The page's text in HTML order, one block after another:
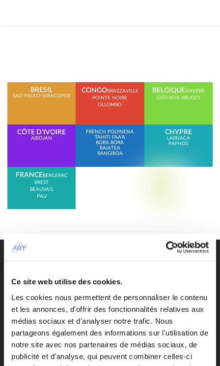
Ce site web utilise des cookies.
Les cookies nous permettent de personnaliser le contenu
et les annonces, d'offrir des fonctionnalités relatives aux
médias sociaux et d'analyser notre trafic. Nous
partageons également des informations sur l'utilisation de
notre site avec nos partenaires de médias sociaux, de
publicité et d'analyse, qui peuvent combiner celles-ci
BRESIL
SAO PAULO-VIRACOPOS
CONGOBRAZZAVILLE
POINTE NOIRE
OLLOMBO
BELGIQUEANVERS
OSTENDE-BRUGES
CÔTE D’IVOIRE
ABIDJAN
FRENCH POLYNESIA
TAHITI FAA’A
BORA BORA
RAIATEA
RANGIROA
CHYPRE
LARNACA
PAPHOS
FRANCEBERGERAC
BREST
BEAUVAIS
PAU
Accès pendant les travaux de la salle d’embarquement
Accueil
Aeronautical fees
Air Tahiti Nui VIP Lounge Operated by ADT
Airlines
Airport contacts
Arrivées du jour
Assistance en escale
Autorisation de Sortie du Territoire d’un mineur